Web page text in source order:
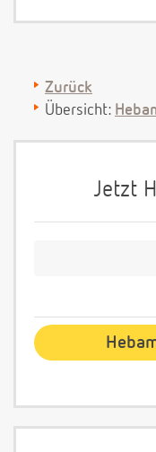
Zurück
Übersicht:
Jetzt